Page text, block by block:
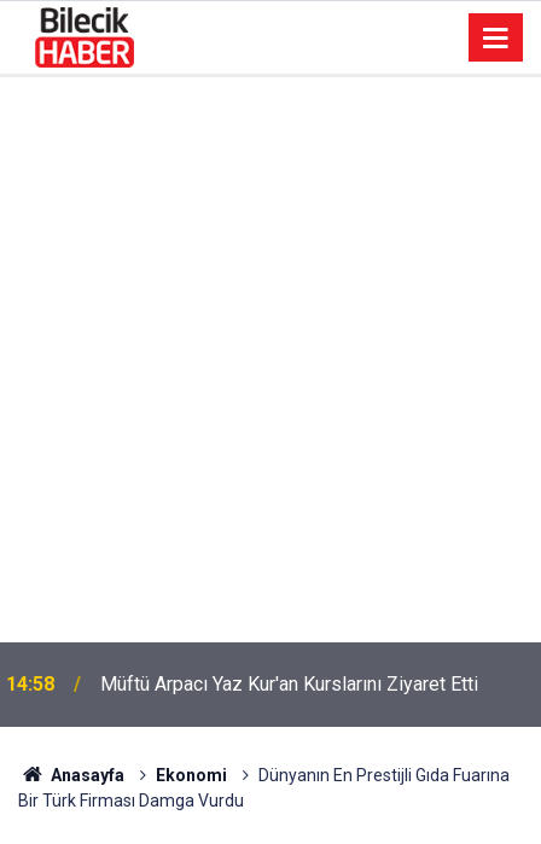
14:58 Müftü Arpacı Yaz Kur'an Kurslarını Ziyaret Etti
Anasayfa Ekonomi
Dünyanın En Prestijli Gıda Fuarına
Bir Türk Firması Damga Vurdu